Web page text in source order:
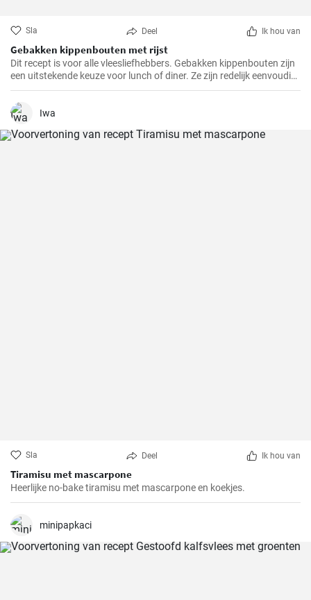
Sla Deel Ik hou van
Gebakken kippenbouten met rijst
Dit recept is voor alle vleesliefhebbers. Gebakken kippenbouten zijn
een uitstekende keuze voor lunch of diner. Ze zijn redelijk eenvoudig
te bereiden en het resultaat is altijd heerlijk.
Iwa
Sla Deel Ik hou van
Tiramisu met mascarpone
Heerlijke no-bake tiramisu met mascarpone en koekjes.
minipapkaci